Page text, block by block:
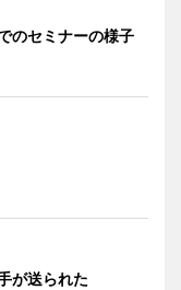
のセミナーの様子
が送られた